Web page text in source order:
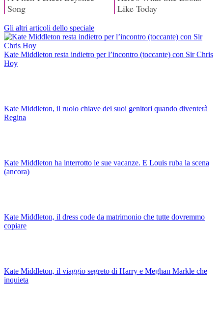
Gli altri articoli dello speciale
Kate Middleton resta indietro per l’incontro (toccante) con Sir Chris
Hoy
Kate Middleton, il ruolo chiave dei suoi genitori quando diventerà
Regina
Kate Middleton ha interrotto le sue vacanze. E Louis ruba la scena
(ancora)
Kate Middleton, il dress code da matrimonio che tutte dovremmo
copiare
Kate Middleton, il viaggio segreto di Harry e Meghan Markle che
inquieta